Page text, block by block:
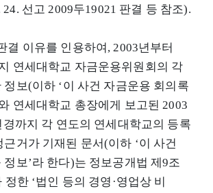
24. 선고 2009두19021 판결 등 참조).
결 이유를 인용하여, 2003년부터
연세대학교 자금운용위원회의 각
정보(이하 ‘이 사건 자금운용 회의록
연세대학교 총장에게 보고된 2003
경까지 각 연도의 연세대학교의 등록
거가 기재된 문서(이하 ‘이 사건
정보’라 한다)는 정보공개법 제9조
한 ‘법인 등의 경영·영업상 비